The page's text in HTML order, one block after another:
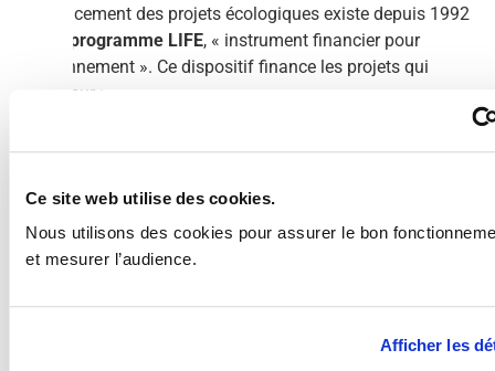
Ce site web utilise des cookies.
Nous utilisons des cookies pour assurer le bon
et mesurer l’audience.
Afficher les
de financement des projets écologiques existe depuis 1992
programme LIFE, « instrument financier pour
l’environnement ». Ce dispositif finance les projets qui
portent sur :
L’économie circulaire et la qualité de vie,
Sur la période 2021-2027, le programme LIFE sera doté d’un
budget de 4,8 milliards d’euros. Le taux de subvention des
. Depuis 2021, les subventions